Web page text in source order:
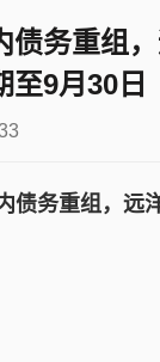
债务重组
至9月30日
债务重组，远